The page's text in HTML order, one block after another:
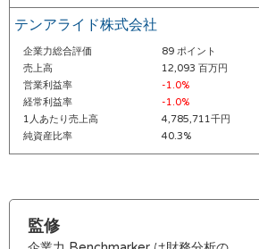
テンアライド株式会社
企業力総合評価
89 ポイント
売上高
12,093 百万円
営業利益率
-1.0%
経常利益率
-1.0%
1人あたり売上高
4,785,711千円
純資産比率
40.3%
監修